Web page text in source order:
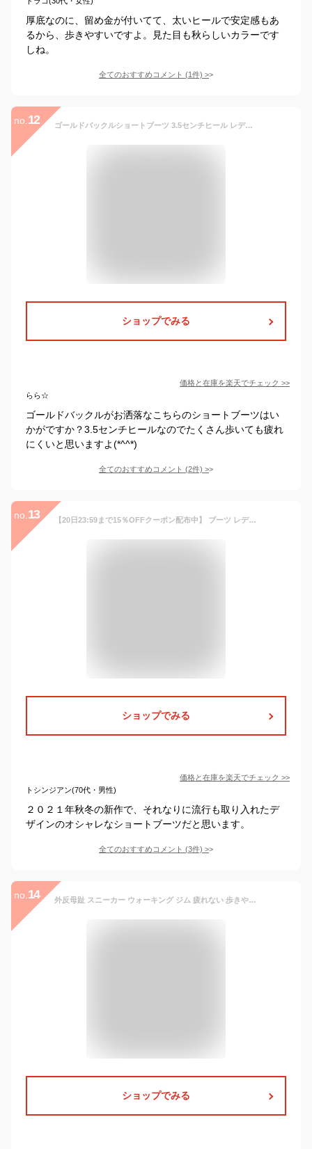
厚底なのに、留め金が付いてて、太いヒールで安定感もあ
るから、歩きやすいですよ。見た目も秋らしいカラーです
しね。
全てのおすすめコメント (1件) >
no. 12 ゴールドバックルショートブーツ 3.5センチヒール レディース 秋冬 ブラック ブラウン ローヒール ポインテッドトゥ ショート スエード スムース ファスナー ルリアンプラス
ショップでみる
価格と在庫を楽天でチェック >>
らら☆
ゴールドバックルがお洒落なこちらのショートブーツはい
かがですか？3.5センチヒールなのでたくさん歩いても疲れ
にくいと思いますよ(*^^*)
全てのおすすめコメント (2件) >
no. 13 【20日23:59まで15％OFFクーポン配布中】 ブーツ レディース ヒール ポインテッドトゥ ストレートヒール ショートブーツ ブラック 黒 白 アイボリー ブラウン 茶色 靴 ショート 防寒 歩きやすい 靴
ショップでみる
価格と在庫を楽天でチェック >>
トシンジアン(70代・男性)
２０２１年秋冬の新作で、それなりに流行も取り入れたデ
ザインのオシャレなショートブーツだと思います。
全てのおすすめコメント (3件) >
no. 14 外反母趾 スニーカー ウォーキング ジム 疲れない 歩きやすい コンフォート 4E ストレッチ 幅広 ワイド シューズ レディース ナース シューズ サンダル オフィス ジョギング [勝野式 軽やかウォーカー]
ショップでみる